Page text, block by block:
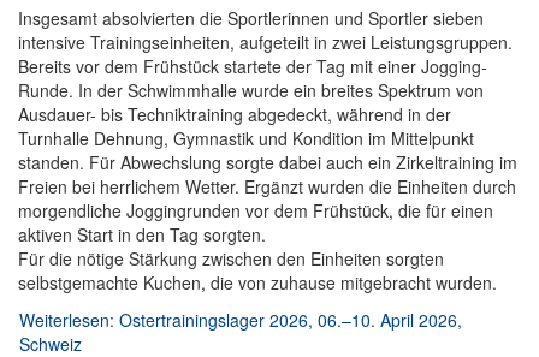
Insgesamt absolvierten die Sportlerinnen und Sportler sieben
intensive Trainingseinheiten, aufgeteilt in zwei Leistungsgruppen.
Bereits vor dem Frühstück startete der Tag mit einer Jogging-
Runde. In der Schwimmhalle wurde ein breites Spektrum von
Ausdauer- bis Techniktraining abgedeckt, während in der
Turnhalle Dehnung, Gymnastik und Kondition im Mittelpunkt
standen. Für Abwechslung sorgte dabei auch ein Zirkeltraining im
Freien bei herrlichem Wetter. Ergänzt wurden die Einheiten durch
morgendliche Joggingrunden vor dem Frühstück, die für einen
aktiven Start in den Tag sorgten.
Für die nötige Stärkung zwischen den Einheiten sorgten
selbstgemachte Kuchen, die von zuhause mitgebracht wurden.
Weiterlesen: Ostertrainingslager 2026, 06.–10. April 2026,
Schweiz